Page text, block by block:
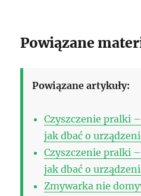
Powiązane
Powiązane artykuły:
Czyszczenie pralki
jak dbać o
Czyszczenie pralki
jak dbać o
Zmywarka nie